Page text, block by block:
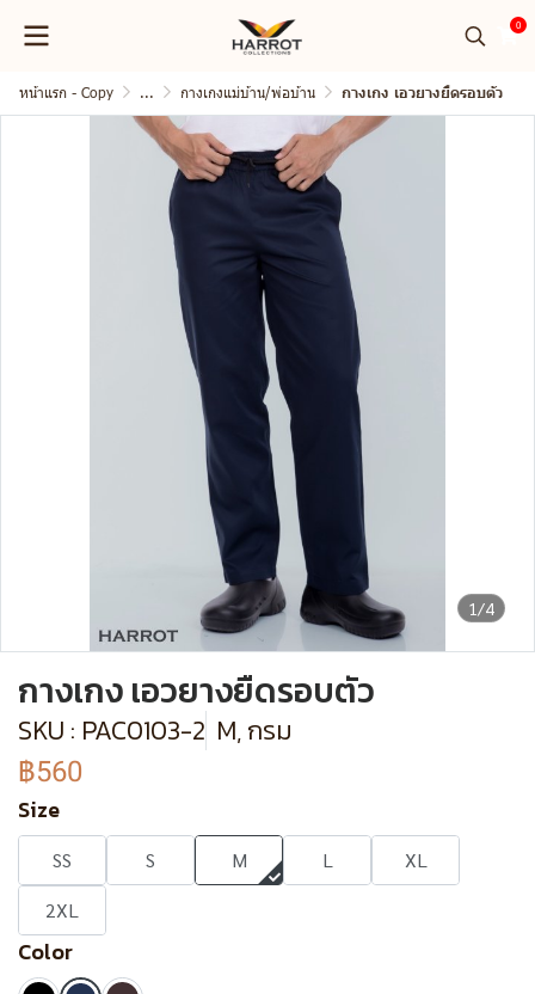
0
หน้าแรก - Copy ... กางเกงแม่บ้าน/พ่อบ้าน กางเกง เอวยางยืดรอบตัว
1/4
กางเกง เอวยางยืดรอบตัว
SKU : PAC0103-2 M, กรม
฿560
Size
SS S M L
XL
2XL
Color